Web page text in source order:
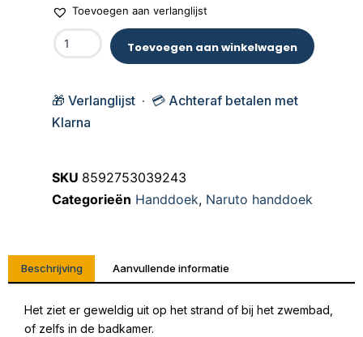
Toevoegen aan verlanglijst
Toevoegen aan winkelwagen
🎁 Verlanglijst · 💳 Achteraf betalen met
Klarna
SKU 8592753039243
Categorieën Handdoek, Naruto handdoek
Beschrijving Aanvullende informatie
Het ziet er geweldig uit op het strand of bij het zwembad,
of zelfs in de badkamer.